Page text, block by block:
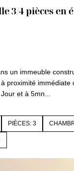
3/4 pièces en
un immeuble
proximité immédiate
et à 5mn...
PIÈCES: 3